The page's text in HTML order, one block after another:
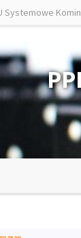
Systemowe